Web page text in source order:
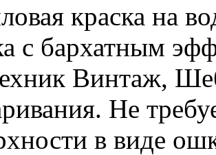
краска на
с бархатным
Винтаж,
Не
в виде